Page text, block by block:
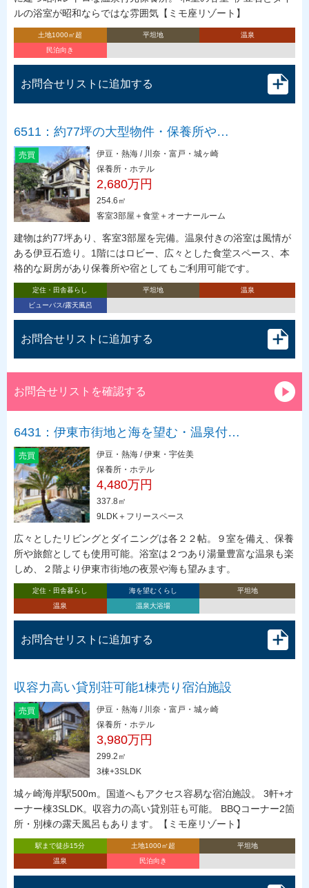
ルの浴室が昭和ならではな雰囲気【ミモ座リゾート】
土地1000㎡超 平坦地
温泉
民泊向き
お問合せリストに追加する
6511：約77坪の大型物件・保養所や…
売買
伊豆・熱海 / 川奈・富戸・城ヶ崎
保養所・ホテル
2,680万円
254.6㎡
客室3部屋＋食堂＋オーナールーム
建物は約77坪あり、客室3部屋を完備。温泉付きの浴室は風情が
ある伊豆石造り。1階にはロビー、広々とした食堂スペース、本
格的な厨房があり保養所や宿としてもご利用可能です。
定住・田舎暮らし 平坦地
温泉
ビューバス/露天風呂
お問合せリストに追加する
お問合せリストを確認する
6431：伊東市街地と海を望む・温泉付…
売買
伊豆・熱海 / 伊東・宇佐美
保養所・ホテル
4,480万円
337.8㎡
9LDK＋フリースペース
広々としたリビングとダイニングは各２２帖。９室を備え、保養
所や旅館としても使用可能。浴室は２つあり湯量豊富な温泉も楽
しめ、２階より伊東市街地の夜景や海も望みます。
定住・田舎暮らし 海を望むくらし
平坦地
温泉
温泉大浴場
お問合せリストに追加する
収容力高い貸別荘可能1棟売り宿泊施設
売買
伊豆・熱海 / 川奈・富戸・城ヶ崎
保養所・ホテル
3,980万円
299.2㎡
3棟+3SLDK
城ヶ崎海岸駅500m。国道へもアクセス容易な宿泊施設。 3軒+オ
ーナー棟3SLDK。収容力の高い貸別荘も可能。 BBQコーナー2箇
所・別棟の露天風呂もあります。【ミモ座リゾート】
駅まで徒歩15分 土地1000㎡超
平坦地
温泉
民泊向き